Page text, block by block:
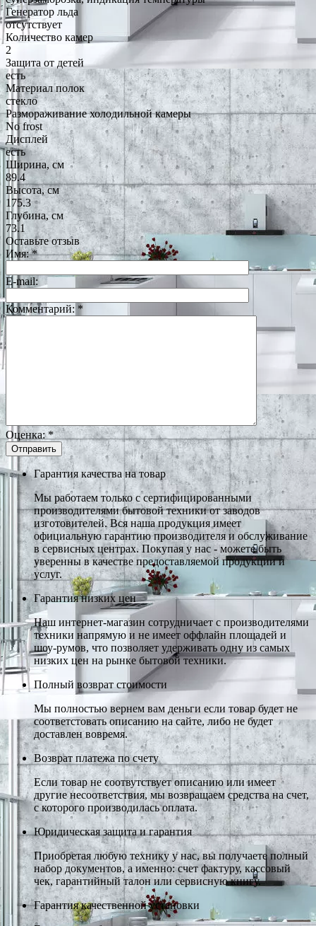
Генератор льда
отсутствует
Количество камер
2
Защита от детей
есть
Материал полок
стекло
Размораживание холодильной камеры
No frost
Дисплей
есть
Ширина, см
89.4
Высота, см
175.3
Глубина, см
73.1
Оставьте отзыв
Имя:*
E-mail:
Комментарий: *
Оценка:*
Гарантия качества на товар
Мы работаем только с сертифицированными
производителями бытовой техники от заводов
изготовителей. Вся наша продукция имеет
официальную гарантию производителя и обслуживание
в сервисных центрах. Покупая у нас - можете быть
уверенны в качестве предоставляемой продукции и
услуг.
Гарантия низких цен
Наш интернет-магазин сотрудничает с производителями
техники напрямую и не имеет оффлайн площадей и
шоу-румов, что позволяет удерживать одну из самых
низких цен на рынке бытовой техники.
Полный возврат стоимости
Мы полностью вернем вам деньги если товар будет не
соответстовать описанию на сайте, либо не будет
доставлен вовремя.
Возврат платежа по счету
Если товар не соотвутствует описанию или имеет
другие несоответствия, мы возвращаем средства на счет,
с которого производилась оплата.
Юридическая защита и гарантия
Приобретая любую технику у нас, вы получаете полный
набор документов, а именно: счет фактуру, кассовый
чек, гарантийный талон или сервисную книгу.
Гарантия качественной установки